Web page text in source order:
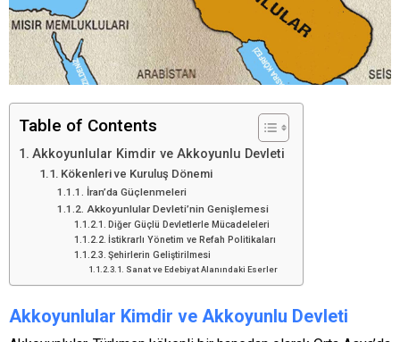
Table of Contents
Akkoyunlular Kimdir ve Akkoyunlu Devleti
Kökenleri ve Kuruluş Dönemi
İran’da Güçlenmeleri
Akkoyunlular Devleti’nin Genişlemesi
Diğer Güçlü Devletlerle Mücadeleleri
İstikrarlı Yönetim ve Refah Politikaları
Şehirlerin Geliştirilmesi
Sanat ve Edebiyat Alanındaki Eserler
Akkoyunlular Kimdir ve Akkoyunlu Devleti